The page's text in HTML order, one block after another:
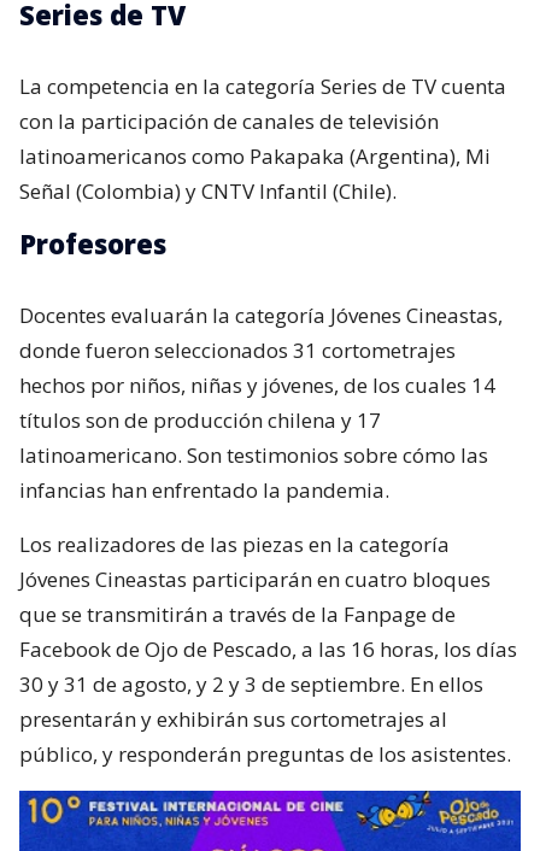
Series de TV
La competencia en la categoría Series de TV cuenta
con la participación de canales de televisión
latinoamericanos como Pakapaka (Argentina), Mi
Señal (Colombia) y CNTV Infantil (Chile).
Profesores
Docentes evaluarán la categoría Jóvenes Cineastas,
donde fueron seleccionados 31 cortometrajes
hechos por niños, niñas y jóvenes, de los cuales 14
títulos son de producción chilena y 17
latinoamericano. Son testimonios sobre cómo las
infancias han enfrentado la pandemia.
Los realizadores de las piezas en la categoría
Jóvenes Cineastas participarán en cuatro bloques
que se transmitirán a través de la Fanpage de
Facebook de Ojo de Pescado, a las 16 horas, los días
30 y 31 de agosto, y 2 y 3 de septiembre. En ellos
presentarán y exhibirán sus cortometrajes al
público, y responderán preguntas de los asistentes.